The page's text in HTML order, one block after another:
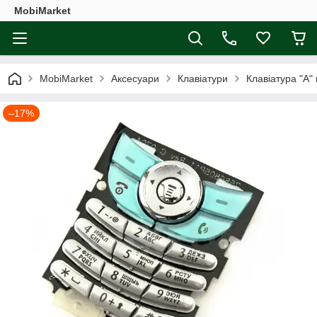
MobiMarket
MobiMarket Аксесуари Клавіатури Клавіатура "A"
–17%